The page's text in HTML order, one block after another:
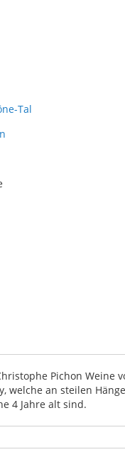
Tal
Pichon
welche an steilen
4 Jahre alt sind.